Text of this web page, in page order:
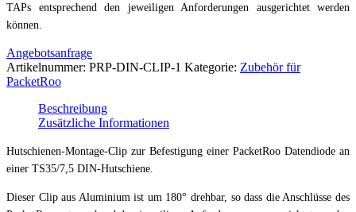
TAPs entsprechend den jeweiligen Anforderungen ausgerichtet werden
können.
Angebotsanfrage
Artikelnummer: PRP-DIN-CLIP-1 Kategorie: Zubehör für
PacketRoo
Beschreibung
Zusätzliche Informationen
Hutschienen-Montage-Clip zur Befestigung einer PacketRoo Datendiode an
einer TS35/7,5 DIN-Hutschiene.
Dieser Clip aus Aluminium ist um 180° drehbar, so dass die Anschlüsse des